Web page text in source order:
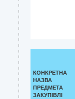
КОНКРЕТНА
НАЗВА
ПРЕДМЕТА
ЗАКУПІВЛІ